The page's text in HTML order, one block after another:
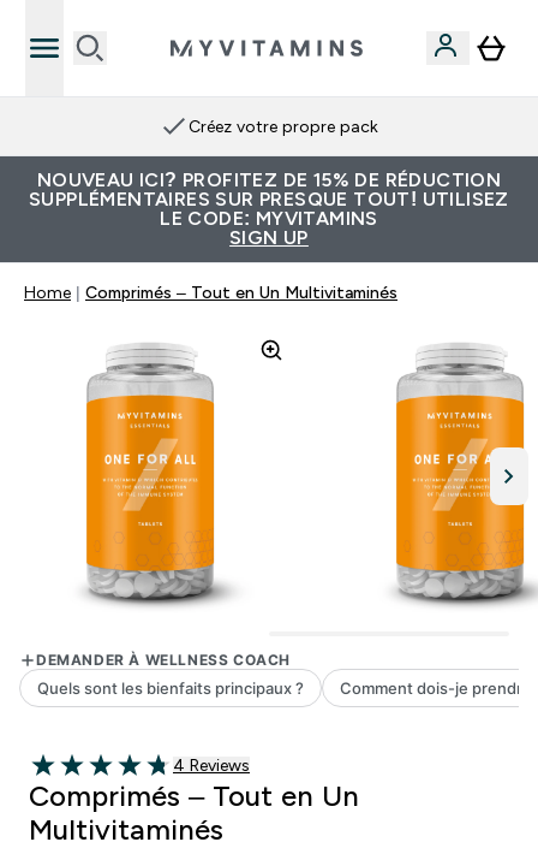
Créez votre propre pack
NOUVEAU ICI? PROFITEZ DE 15% DE RÉDUCTION
SUPPLÉMENTAIRES SUR PRESQUE TOUT! UTILISEZ
LE CODE: MYVITAMINS
SIGN UP
Home Comprimés – Tout en Un Multivitaminés
4.75 out of 5 stars
4 customer reviews
4 Reviews
Comprimés – Tout en Un
Multivitaminés